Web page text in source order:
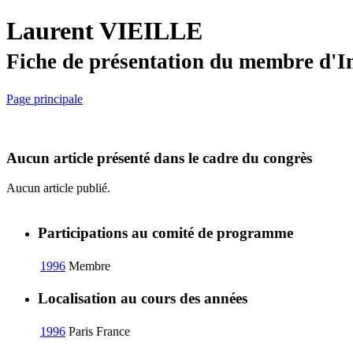
Laurent VIEILLE
Fiche de présentation du membre
Page principale
Aucun article présenté dans le cadre du congrès
Aucun article publié.
Participations au comité de programme
1996 Membre
Localisation au cours des années
1996 Paris France